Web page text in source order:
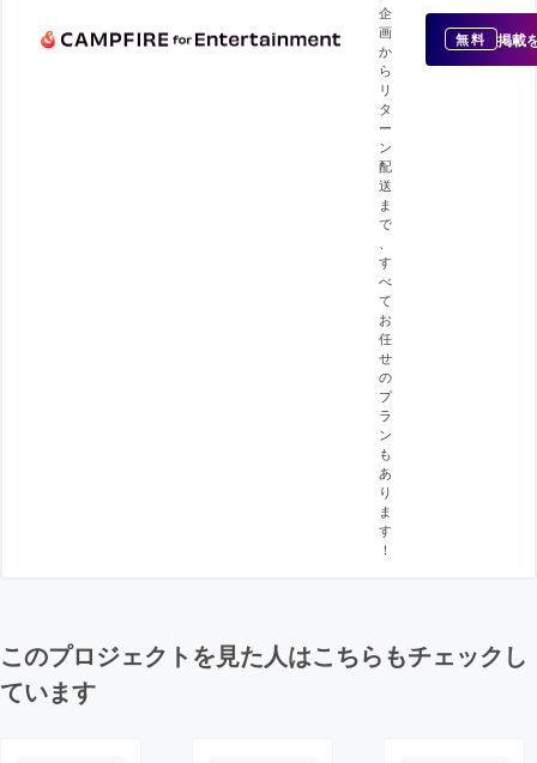
企
画
か
ら
リ
タ
ー
ン
配
送
ま
で
す
べ
て
お
任
せ
の
プ
ラ
ン
も
あ
り
ま
す
！
無料 掲載
このプロジェクトを見た人はこちらもチェックし
ています